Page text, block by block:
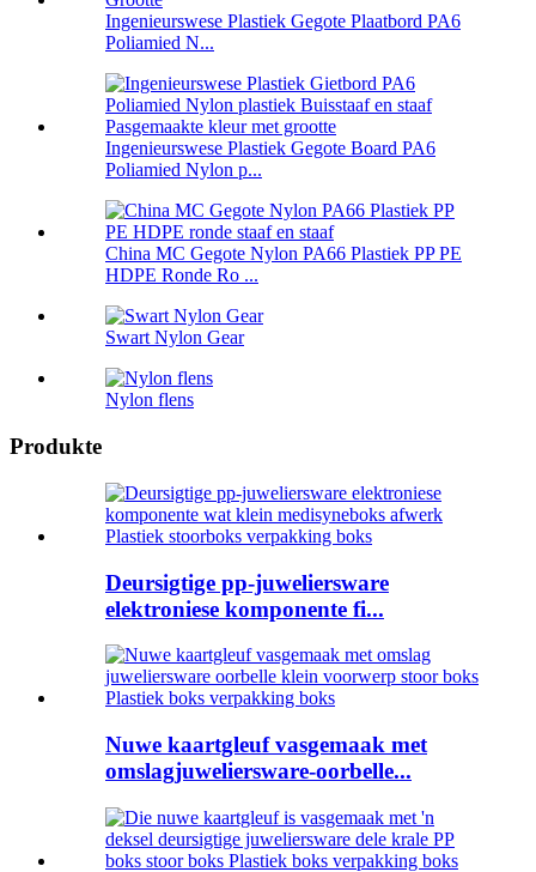
Ingenieurswese Plastiek Gegote Plaatbord PA6
Poliamied N...
Ingenieurswese Plastiek Gegote Board PA6
Poliamied Nylon p...
China MC Gegote Nylon PA66 Plastiek PP PE
HDPE Ronde Ro ...
Swart Nylon Gear
Nylon flens
Produkte
Deursigtige pp-juweliersware
elektroniese komponente fi...
Nuwe kaartgleuf vasgemaak met
omslagjuweliersware-oorbelle...